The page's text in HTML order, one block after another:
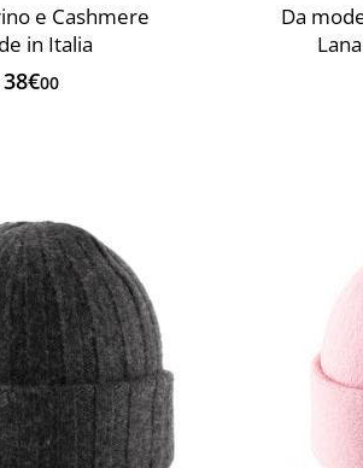
e Cashmere
in Italia
38€00
Da